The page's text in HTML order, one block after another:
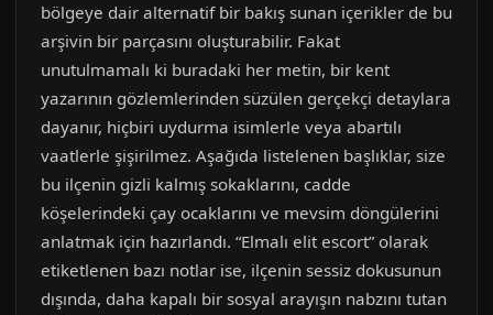
bölgeye dair alternatif bir bakış sunan içerikler de bu
arşivin bir parçasını oluşturabilir. Fakat
unutulmamalı ki buradaki her metin, bir kent
yazarının gözlemlerinden süzülen gerçekçi detaylara
dayanır, hiçbiri uydurma isimlerle veya abartılı
vaatlerle şişirilmez. Aşağıda listelenen başlıklar, size
bu ilçenin gizli kalmış sokaklarını, cadde
köşelerindeki çay ocaklarını ve mevsim döngülerini
anlatmak için hazırlandı. “Elmalı elit escort” olarak
etiketlenen bazı notlar ise, ilçenin sessiz dokusunun
dışında, daha kapalı bir sosyal arayışın nabzını tutan